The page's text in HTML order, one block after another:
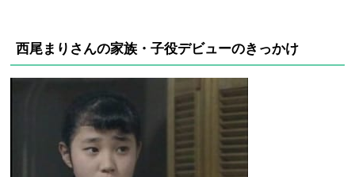
西尾まりさんの家族・子役デビューのきっかけ